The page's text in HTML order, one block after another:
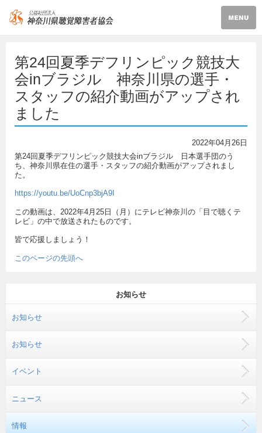
第24回夏季デフリンピック競技大
会inブラジル 神奈川県の選手・
スタッフの紹介動画がアップされ
ました
2022年04月26日
第24回夏季デフリンピック競技大会inブラジル 日本選手団のう
ち、神奈川県在住の選手・スタッフの紹介動画がアップされまし
た。
https://youtu.be/UoCnp3bjA9I
この動画は、2022年4月25日（月）にテレビ神奈川の「目で聴くテ
レビ」の中で放送されたものです。
皆で応援しましょう！
このページの先頭へ
お知らせ
お知らせ
お知らせ
イベント
ニュース
情報